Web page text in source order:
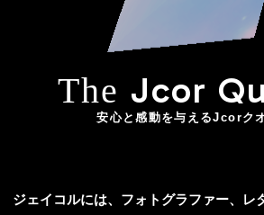
The Jcor
安心と感動を与えるJcorク
ジェイコルには、フォトグラファー、レ